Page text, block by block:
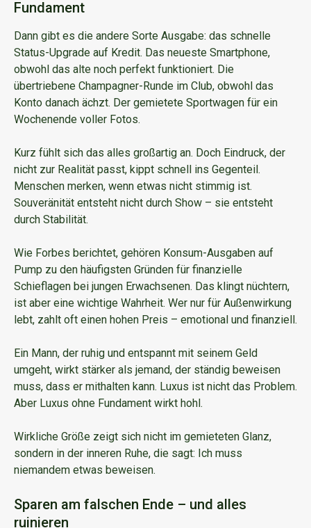
Fundament
Dann gibt es die andere Sorte Ausgabe: das schnelle
Status-Upgrade auf Kredit. Das neueste Smartphone,
obwohl das alte noch perfekt funktioniert. Die
übertriebene Champagner-Runde im Club, obwohl das
Konto danach ächzt. Der gemietete Sportwagen für ein
Wochenende voller Fotos.
Kurz fühlt sich das alles großartig an. Doch Eindruck, der
nicht zur Realität passt, kippt schnell ins Gegenteil.
Menschen merken, wenn etwas nicht stimmig ist.
Souveränität entsteht nicht durch Show – sie entsteht
durch Stabilität.
Wie Forbes berichtet, gehören Konsum-Ausgaben auf
Pump zu den häufigsten Gründen für finanzielle
Schieflagen bei jungen Erwachsenen. Das klingt nüchtern,
ist aber eine wichtige Wahrheit. Wer nur für Außenwirkung
lebt, zahlt oft einen hohen Preis – emotional und finanziell.
Ein Mann, der ruhig und entspannt mit seinem Geld
umgeht, wirkt stärker als jemand, der ständig beweisen
muss, dass er mithalten kann. Luxus ist nicht das Problem.
Aber Luxus ohne Fundament wirkt hohl.
Wirkliche Größe zeigt sich nicht im gemieteten Glanz,
sondern in der inneren Ruhe, die sagt: Ich muss
niemandem etwas beweisen.
Sparen am falschen Ende – und alles
ruinieren